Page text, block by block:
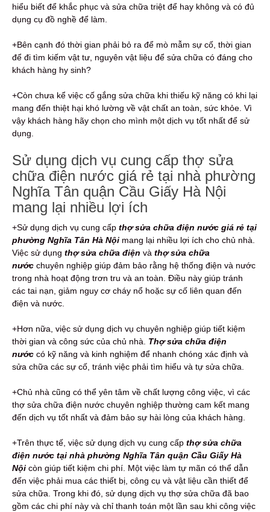
hiểu biết để khắc phục và sửa chữa triệt để hay không và có đủ
dụng cụ đồ nghề để làm.
+Bên cạnh đó thời gian phải bỏ ra để mò mẫm sự cố, thời gian
để đi tìm kiếm vật tư, nguyên vật liệu để sửa chữa có đáng cho
khách hàng hy sinh?
+Còn chưa kể việc cố gắng sửa chữa khi thiếu kỹ năng có khi lại
mang đến thiệt hại khó lường về vật chất an toàn, sức khỏe. Vì
vậy khách hàng hãy chọn cho mình một dịch vụ tốt nhất để sử
dụng.
Sử dụng dịch vụ cung cấp thợ sửa
chữa điện nước giá rẻ tại nhà phường
Nghĩa Tân quận Cầu Giấy Hà Nội
mang lại nhiều lợi ích
+Sử dụng dịch vụ cung cấp thợ sửa chữa điện nước giá rẻ tại
phường Nghĩa Tân Hà Nội mang lại nhiều lợi ích cho chủ nhà.
Việc sử dụng thợ sửa chữa điện và thợ sửa chữa
nước chuyên nghiệp giúp đảm bảo rằng hệ thống điện và nước
trong nhà hoạt động trơn tru và an toàn. Điều này giúp tránh
các tai nạn, giảm nguy cơ cháy nổ hoặc sự cố liên quan đến
điện và nước.
+Hơn nữa, việc sử dụng dịch vụ chuyên nghiệp giúp tiết kiệm
thời gian và công sức của chủ nhà. Thợ sửa chữa điện
nước có kỹ năng và kinh nghiệm để nhanh chóng xác định và
sửa chữa các sự cố, tránh việc phải tìm hiểu và tự sửa chữa.
+Chủ nhà cũng có thể yên tâm về chất lượng công việc, vì các
thợ sửa chữa điện nước chuyên nghiệp thường cam kết mang
đến dịch vụ tốt nhất và đảm bảo sự hài lòng của khách hàng.
+Trên thực tế, việc sử dụng dịch vụ cung cấp thợ sửa chữa
điện nước tại nhà phường Nghĩa Tân quận Cầu Giấy Hà
Nội còn giúp tiết kiệm chi phí. Một việc làm tự mãn có thể dẫn
đến việc phải mua các thiết bị, công cụ và vật liệu cần thiết để
sửa chữa. Trong khi đó, sử dụng dịch vụ thợ sửa chữa đã bao
gồm các chi phí này và chỉ thanh toán một lần sau khi công việc